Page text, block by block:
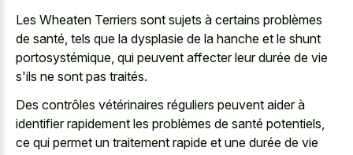
Les Wheaten Terriers sont sujets à certains problèmes
de santé, tels que la dysplasie de la hanche et le shunt
portosystémique, qui peuvent affecter leur durée de vie
s'ils ne sont pas traités.
Des contrôles vétérinaires réguliers peuvent aider à
identifier rapidement les problèmes de santé potentiels,
ce qui permet un traitement rapide et une durée de vie